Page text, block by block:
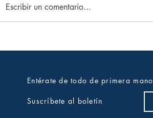
Escribir un comentario...
Entérate de todo de primera mano
Suscríbete al boletín